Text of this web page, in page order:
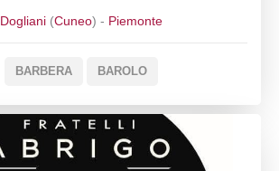
Dogliani(Cuneo) - Piemonte
BARBERA BAROLO